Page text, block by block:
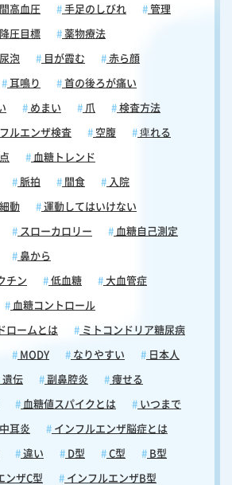
、深い呼吸によってリラックス状態に入ること
ッチや軽い運動は体の緊張をほぐし、心地よい
これらのリラックス法を日常に取り入れること
眠対策：不眠症改善と
やアルコールの制限 カフェインやアル
談が大切です
連性が高い疾患です。「からだの病気」や「こ
があります。そのため、不眠症は医師への早め
は症状や生活状況を詳しく聞き取り、必要な検
、早期に医師との協力を始めることで、睡眠問
まります。医師との連携によって的確な診断と
や原因について悩んでいる方、あるいは不眠症
る方などいらっしゃいましたら、まずお気軽に
高血圧 手足のしびれ 管理
降圧目標 薬物療法
尿泡 目が霞む 赤ら顔
耳鳴り 首の後ろが痛い
めまい 爪 検査方法
ルエンザ検査 空腹 痺れる
血糖トレンド
脈拍 間食 入院
動 運動してはいけない
スローカロリー 血糖自己測定
鼻から
チン 低血糖 大血管症
血糖コントロール
ロームとは ミトコンドリア糖尿病
MODY なりやすい 日本人
遺伝 副鼻腔炎 痩せる
血糖値スパイクとは いつまで
中耳炎 インフルエンザ脳症とは
違い D型 C型 B型
ンザC型 インフルエンザB型